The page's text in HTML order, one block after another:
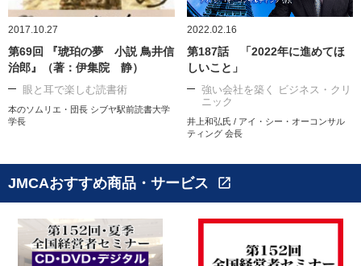
2017.10.27
第69回 『琥珀の夢 小説 鳥井信
治郎』（著：伊集院 静）
眼と耳で楽しむ読書術
本のソムリエ・団長 シブヤ駅前読書大学
学長
2022.02.16
第187話 「2022年に進めてほ
しいこと」
強い会社を築く ビジネス・クリ
ニック
井上和弘氏 / アイ・シー・オーコンサル
ティング 会長
JMCAおすすめ商品・サービス open_in_new